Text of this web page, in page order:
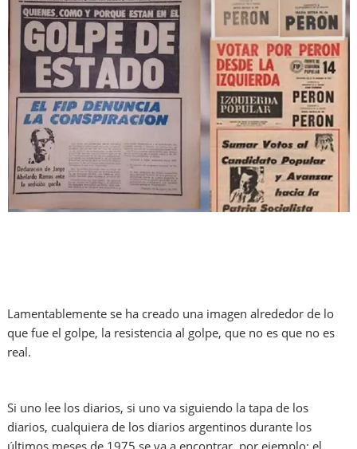
Lamentablemente se ha creado una imagen alrededor de lo
que fue el golpe, la resistencia al golpe, que no es que no es
real.
Si uno lee los diarios, si uno va siguiendo la tapa de los
diarios, cualquiera de los diarios argentinos durante los